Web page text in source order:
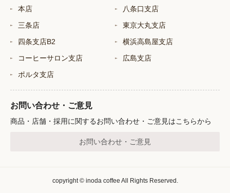
本店
三条店
四条支店B2
コーヒーサロン支店
ポルタ支店
八条口支店
東京大丸支店
横浜高島屋支店
広島支店
お問い合わせ・ご意見
商品・店舗・採用に関するお問い合わせ・ご意見はこちらから
お問い合わせ・ご意見
copyright © inoda coffee All Rights Reserved.